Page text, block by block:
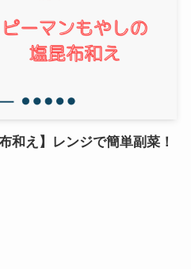
和え】レンジで簡単副菜！